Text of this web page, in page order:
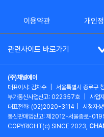
이용약관 개인
관련사이트 바로가기
(주)채널에이
대표이사: 김차수
서울특별시 종로구
부가통신사업신고: 022357호
사업
대표전화: (02)2020-3114
시청자
통신판매업신고: 제2012-서울종로-
COPYRIGHT(c) SINCE 2023,